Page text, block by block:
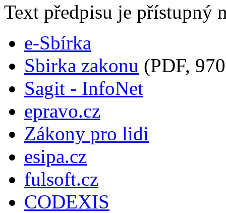
Text předpisu je přístupný
e-Sbírka
Sbirka zakonu (PDF,
Sagit - InfoNet
epravo.cz
Zákony pro lidi
esipa.cz
fulsoft.cz
CODEXIS